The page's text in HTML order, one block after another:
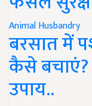
Animal Husbandry
बरसात में
कैसे
उपाय..